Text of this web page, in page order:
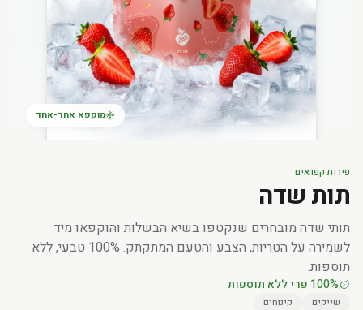
מוקפא אחד-אחד
פירות קפואים
תות שדה
תותי שדה מובחרים שנקטפו בשיא הבשלות והוקפאו מיד
לשמירה על הטריות, הצבע והטעם המתקתק. 100% טבעי, ללא
תוספות.
100% פרי ללא תוספות
שייקים קינוחים